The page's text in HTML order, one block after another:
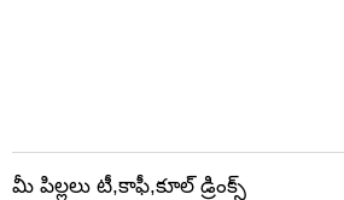
మీ పిల్లలు టీ,కాఫీ,కూల్ డ్రింక్స్